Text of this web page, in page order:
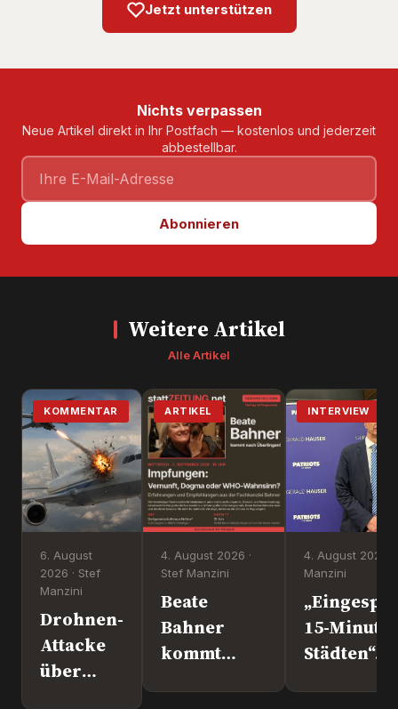
Jetzt unterstützen
Nichts verpassen
Neue Artikel direkt in Ihr Postfach — kostenlos und jederzeit
abbestellbar.
Abonnieren
Weitere Artikel
Alle Artikel
KOMMENTAR
6. August
2026 · Stef
Manzini
Drohnen-
Attacke
über
ARTIKEL
4. August 2026 ·
Stef Manzini
Beate
Bahner
kommt
INTERVIEW
4. August 2026 ·
Manzini
15-
Städten“.